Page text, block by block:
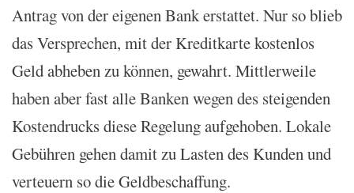
Antrag von der eigenen Bank erstattet. Nur so blieb
das Versprechen, mit der Kreditkarte kostenlos
Geld abheben zu können, gewahrt. Mittlerweile
haben aber fast alle Banken wegen des steigenden
Kostendrucks diese Regelung aufgehoben. Lokale
Gebühren gehen damit zu Lasten des Kunden und
verteuern so die Geldbeschaffung.